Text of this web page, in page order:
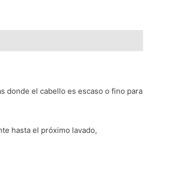
donde el cabello es escaso o fino para
hasta el próximo lavado,